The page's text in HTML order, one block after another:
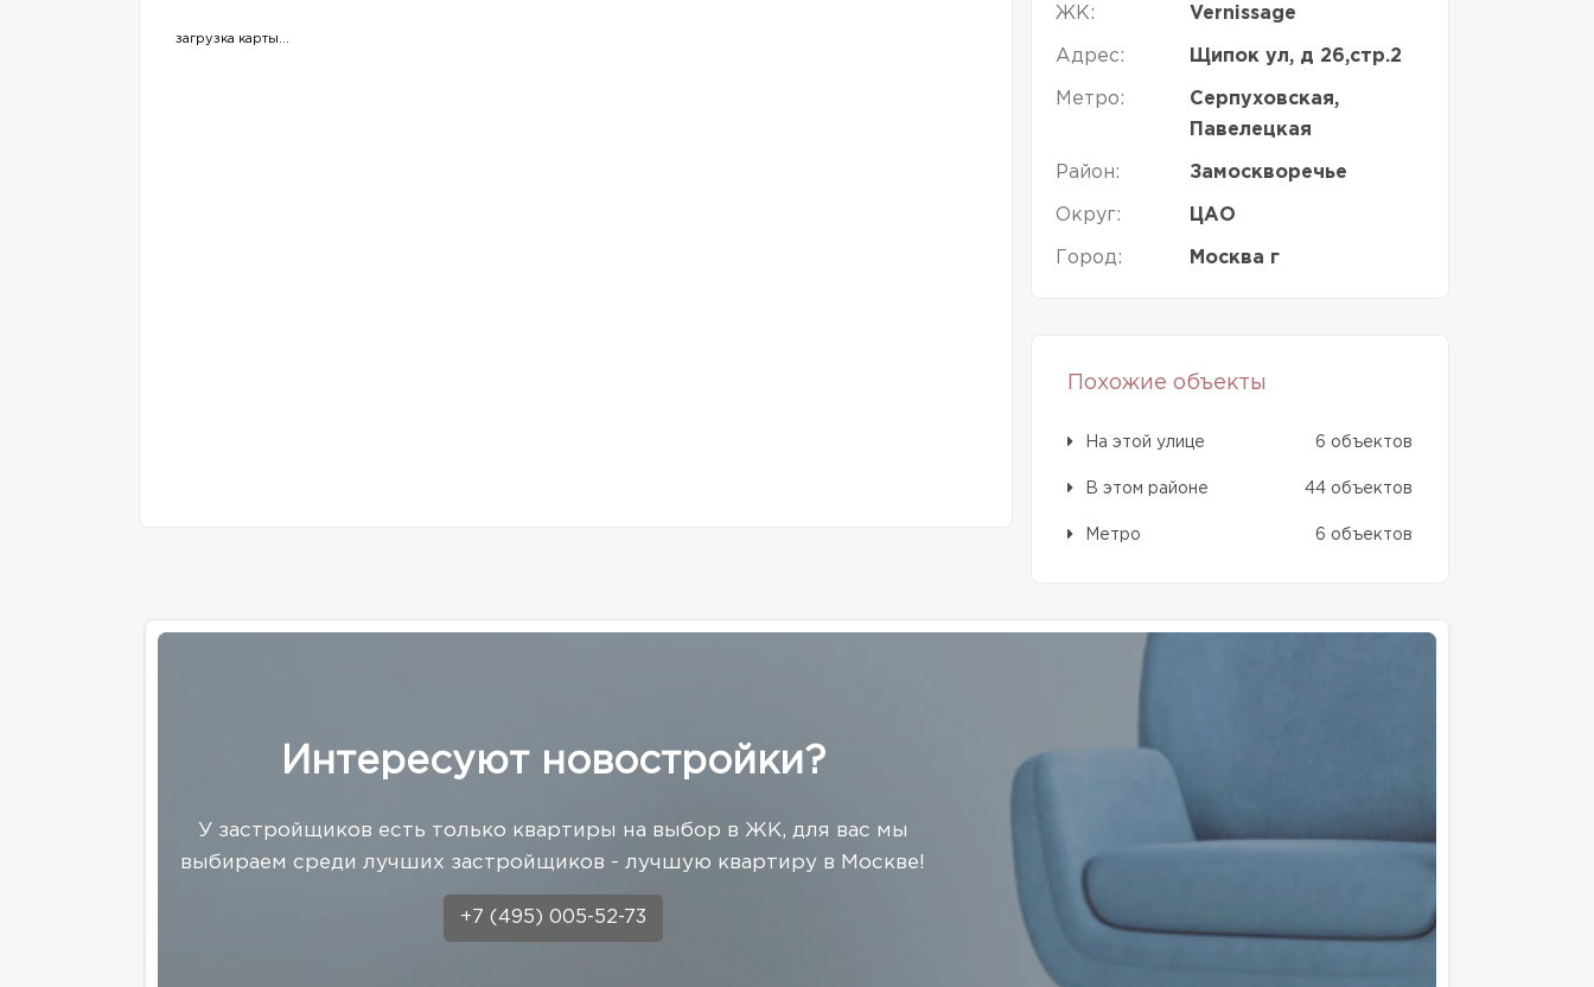
загрузка карты...
ЖК: Vernissage
Адрес: Щипок ул, д 26,стр.2
Метро:
Серпуховская,
Павелецкая
Район: Замоскворечье
Округ: ЦАО
Город: Москва г
Похожие объекты
На этой улице 6 объектов
В этом районе 44 объектов
Метро 6 объектов
Интересуют новостройки?
У застройщиков есть только квартиры на выбор в ЖК, для вас мы
выбираем среди лучших застройщиков - лучшую квартиру в Москве!
+7 (495) 005-52-73